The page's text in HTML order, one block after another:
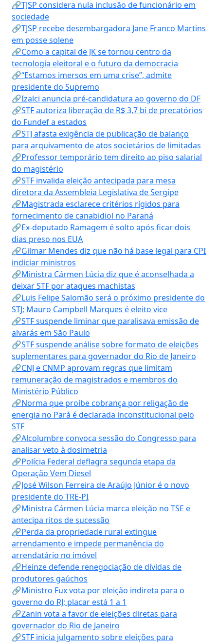
🔗TJSP considera nula inclusão de funcionário em
sociedade
🔗TJSP recebe desembargadora Jane Franco Martins
em posse solene
🔗Como a capital de JK se tornou centro da
tecnologia eleitoral e o futuro da democracia
🔗“Estamos imersos em uma crise”, admite
presidente do Supremo
🔗Izalci anuncia pré-candidatura ao governo do DF
🔗STF autoriza liberação de R$ 3,7 bi de precatórios
do Fundef a estados
🔗STJ afasta exigência de publicação de balanço
para arquivamento de atos societários de limitadas
🔗Professor temporário tem direito ao piso salarial
do magistério
🔗STF invalida eleição antecipada para mesa
diretora da Assembleia Legislativa de Sergipe
🔗Magistrada esclarece critérios rígidos para
fornecimento de canabidiol no Paraná
🔗Ex-deputado Ramagem é solto após ficar dois
dias preso nos EUA
🔗Gilmar Mendes diz que não há base legal para CPI
indiciar ministros
🔗Ministra Cármen Lúcia diz que é aconselhada a
deixar STF por ataques machistas
🔗Luis Felipe Salomão será o próximo presidente do
STJ; Mauro Campbell Marques é eleito vice
🔗STF suspende liminar que paralisava emissão de
alvarás em São Paulo
🔗STF suspende análise sobre formato de eleições
suplementares para governador do Rio de Janeiro
🔗CNJ e CNMP aprovam regras que limitam
remuneração de magistrados e membros do
Ministério Público
🔗Norma que proíbe cobrança por religação de
energia no Pará é declarada inconstitucional pelo
STF
🔗Alcolumbre convoca sessão do Congresso para
analisar veto à dosimetria
🔗Polícia Federal deflagra segunda etapa da
Operação Vem Diesel
🔗José Wilson Ferreira de Araújo Júnior é o novo
presidente do TRE-PI
🔗Ministra Cármen Lúcia marca eleição no TSE e
antecipa ritos de sucessão
🔗Perda da propriedade rural extingue
arrendamento e impede permanência do
arrendatário no imóvel
🔗Heinze defende renegociação de dívidas de
produtores gaúchos
🔗Ministro Fux vota por eleição indireta para o
governo do RJ; placar está 1 a 1
🔗Zanin vota a favor de eleições diretas para
governador do Rio de Janeiro
🔗STF inicia julgamento sobre eleições para